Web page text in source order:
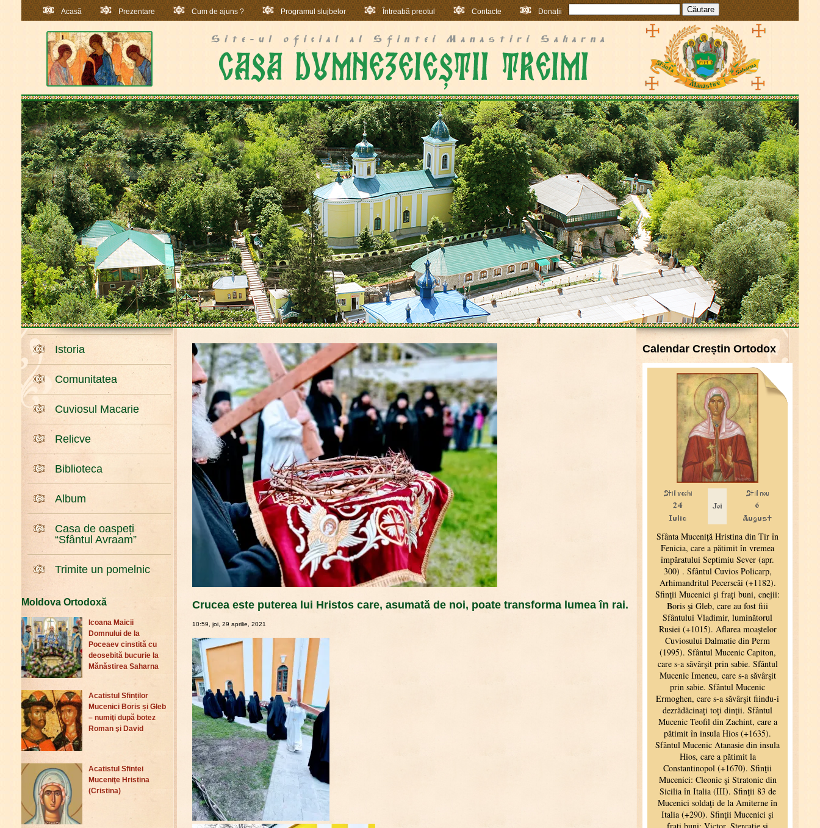
Acasă Prezentare Cum de ajuns ? Programul slujbelor Întreabă preotul Contacte Donații
Istoria
Comunitatea
Cuviosul Macarie
Relicve
Biblioteca
Album
Casa de oaspeți
“Sfântul Avraam”
Trimite un pomelnic
Moldova Ortodoxă
Icoana Maicii
Domnului de la
Poceaev cinstită cu
deosebită bucurie la
Mănăstirea Saharna
Acatistul Sfinților
Mucenici Boris și Gleb
– numiţi după botez
Roman şi David
Acatistul Sfintei
Muceniţe Hristina
(Cristina)
Crucea este puterea lui Hristos care, asumată de noi, poate transforma lumea în rai.
10:59, joi, 29 aprilie, 2021
Calendar Creștin Ortodox